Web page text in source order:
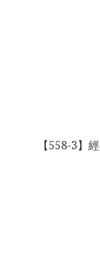
【558-3】